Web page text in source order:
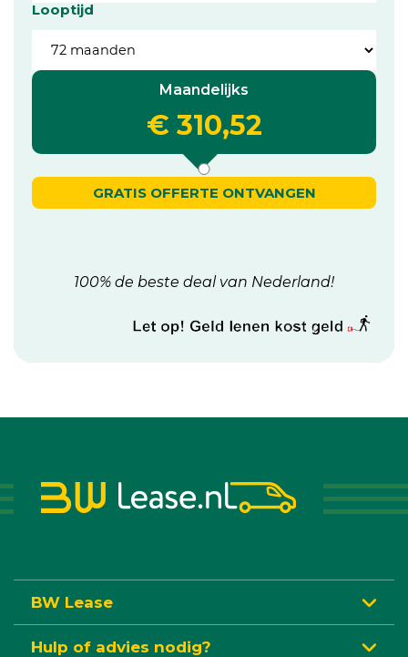
Looptijd
Maandelijks
€ 310,52
GRATIS OFFERTE ONTVANGEN
100% de beste deal van Nederland!
BW Lease
Hulp of advies nodig?